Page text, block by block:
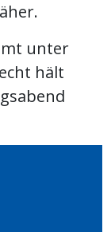
unter
hält